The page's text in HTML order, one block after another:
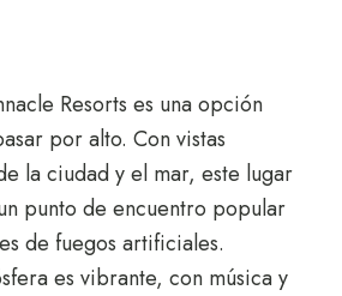
Resorts es una opción
por alto. Con vistas
la ciudad y el mar, este lugar
punto de encuentro popular
de fuegos artificiales.
es vibrante, con música y